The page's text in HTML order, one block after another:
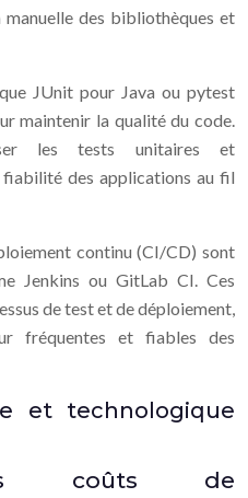
des bibliothèques et
JUnit pour Java ou pytest
maintenir la qualité du code.
les tests unitaires et
fiabilité des applications au fil
continu (CI/CD) sont
Jenkins ou GitLab CI. Ces
de test et de déploiement,
fréquentes et fiables des
et technologique
coûts de